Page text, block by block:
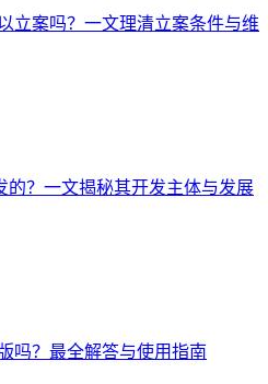
立案吗？一文理清立案条件与维
的？一文揭秘其开发主体与发展
吗？最全解答与使用指南